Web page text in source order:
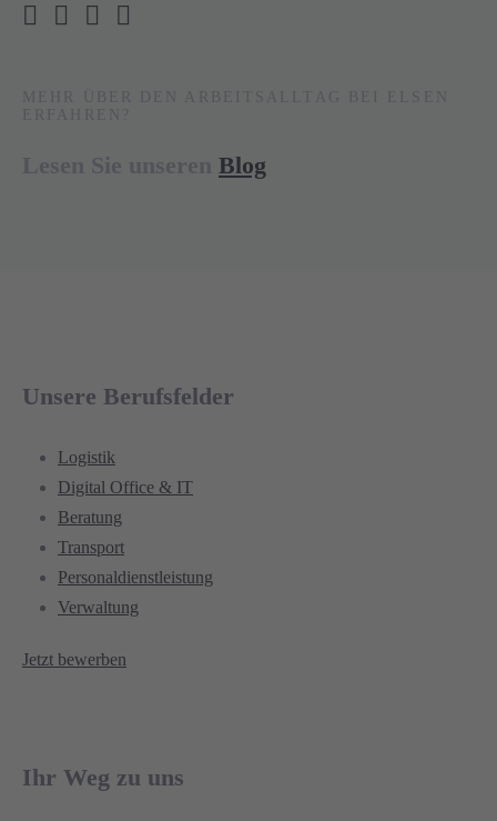
Blog
Unsere Berufsfelder
Logistik
Digital Office & IT
Beratung
Transport
Personaldienstleistung
Verwaltung
Jetzt bewerben
Ihr Weg zu uns